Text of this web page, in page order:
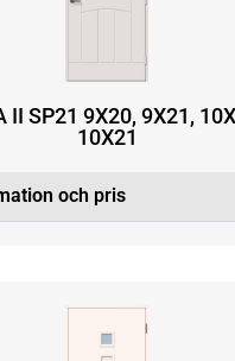
II SP21 9X20, 9X21,
10X21
och pris